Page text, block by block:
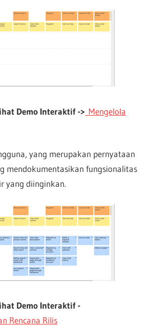
Demo Interaktif -> Mengelola
yang merupakan pernyataan
mendokumentasikan fungsionalitas
yang diinginkan.
Demo Interaktif -
Rencana Rilis